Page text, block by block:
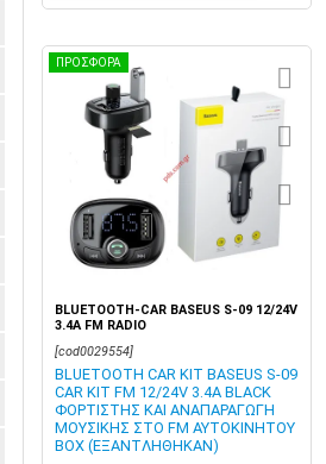
ΠΡΟΣΦΟΡΑ
BLUETOOTH-CAR BASEUS S-09 12/24V
3.4A FM RADIO
[cod0029554]
BLUETOOTH CAR KIT BASEUS S-09
CAR KIT FM 12/24V 3.4A BLACK
ΦΟΡΤΙΣΤΗΣ ΚΑΙ ΑΝΑΠΑΡΑΓΩΓΗ
ΜΟΥΣΙΚΗΣ ΣΤΟ FM ΑΥΤΟΚΙΝΗΤΟΥ
BOX (ΕΞΑΝΤΛΗΘΗΚΑΝ)